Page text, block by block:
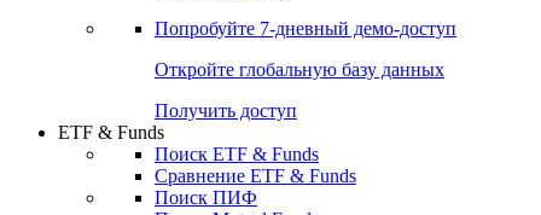
Попробуйте 7-дневный демо-доступ
Откройте глобальную базу данных
Получить доступ
ETF & Funds
Поиск ETF & Funds
Сравнение ETF & Funds
Поиск ПИФ